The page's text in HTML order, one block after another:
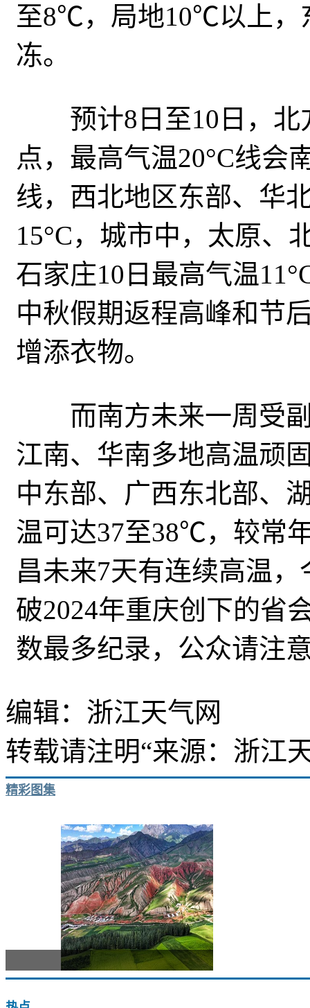
至8℃，局地10℃以上，
冻。
预计8日至10日，北
点，最高气温20°C线会
线，西北地区东部、华
15°C，城市中，太原、
石家庄10日最高气温
中秋假期返程高峰和节
增添衣物。
而南方未来一周受副
江南、华南多地高温顽
中东部、广西东北部、
温可达37至38℃，较常
昌未来7天有连续高温
破2024年重庆创下的省
数最多纪录，公众请注
编辑：浙江天气网
转载请注明“来源：浙江
精彩图集
走进青